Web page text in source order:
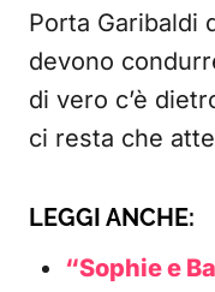
Porta Garibaldi
devono
di vero c’è
ci resta che
LEGGI ANCHE:
“Sophie e